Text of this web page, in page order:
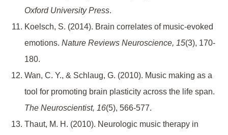
Oxford University Press.
Koelsch, S. (2014). Brain correlates of music-evoked
emotions. Nature Reviews Neuroscience, 15(3), 170-
180.
Wan, C. Y., & Schlaug, G. (2010). Music making as a
tool for promoting brain plasticity across the life span.
The Neuroscientist, 16(5), 566-577.
Thaut, M. H. (2010). Neurologic music therapy in